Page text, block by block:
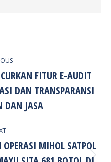
FITUR E-AUDIT
DAN TRANSPARANSI
DAN JASA
MIHOL SATPOL